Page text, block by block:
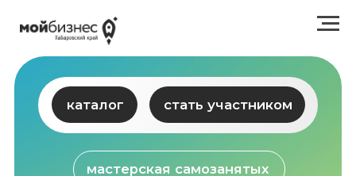
каталог
держателям бренда
мастерская самозанятых
стать участником